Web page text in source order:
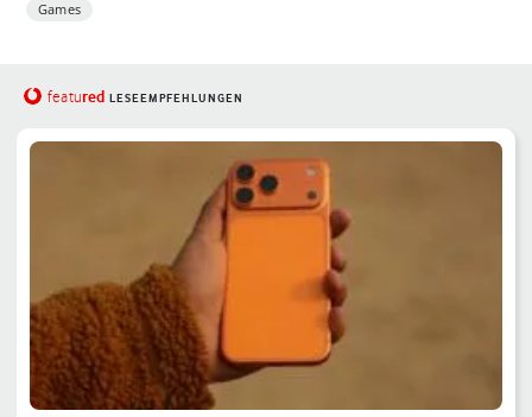
Games
featured LESEEMPFEHLUNGEN